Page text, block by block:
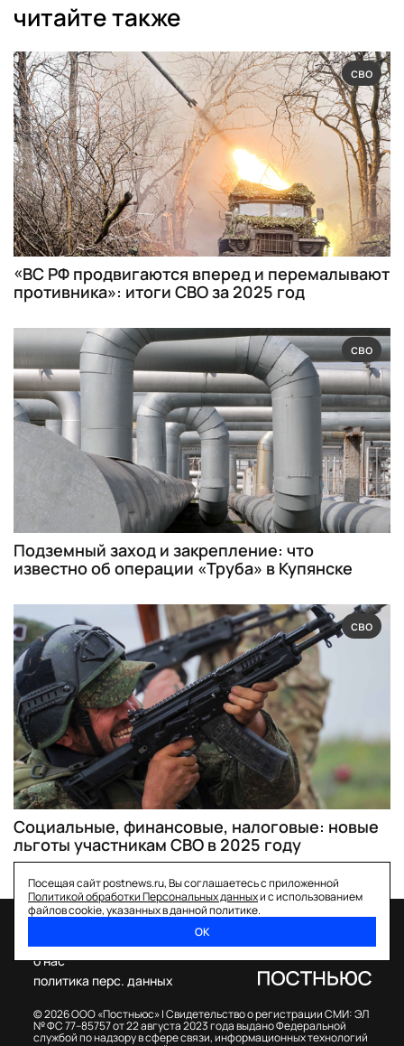
читайте также
сво
«ВС РФ продвигаются вперед и перемалывают
противника»: итоги СВО за 2025 год
сво
Подземный заход и закрепление: что
известно об операции «Труба» в Купянске
сво
Социальные, финансовые, налоговые: новые
льготы участникам СВО в 2025 году
Посещая сайт postnews.ru, Вы соглашаетесь с приложенной
Политикой обработки Персональных данныхи с использованием
файлов cookie, указанных в данной политике.
ОК
© 2026 ООО «Постньюс» |Свидетельство о регистрации СМИ: ЭЛ
№ ФС 77–85757 от 22 августа 2023 года выдано Федеральной
службой по надзору в сфере связи, информационных технологий
о нас
политика перс. данных